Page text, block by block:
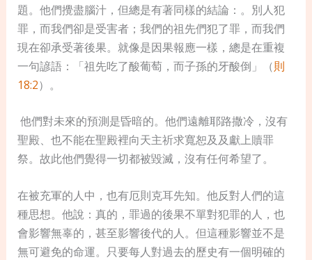
題。他們攪盡腦汁，但總是有著同樣的結論：。別人犯
罪，而我們卻是受害者；我們的祖先們犯了罪，而我們
現在卻承受著後果。就像是因果報應一樣，總是在重複
一句諺語：「祖先吃了酸葡萄，而子孫的牙酸倒」（則
18:2）。
他們對未來的預測是昏暗的。他們遠離耶路撒冷，沒有
聖殿、也不能在聖殿裡向天主祈求寬恕及及獻上贖罪
祭。故此他們覺得一切都被毀滅，沒有任何希望了。
在被充軍的人中，也有厄則克耳先知。他反對人們的這
種思想。他說：真的，罪過的後果不單對犯罪的人，也
會影響無辜的，甚至影響後代的人。但這種影響並不是
無可避免的命運。只要每人對過去的歷史有一個明確的